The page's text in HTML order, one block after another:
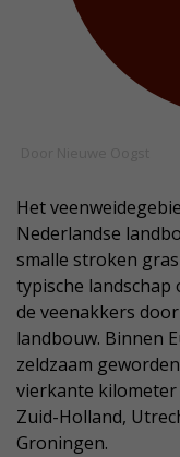
Het
Nederlandse
smalle stroken
typische
de veenakkers
landbouw. Binnen
zeldzaam
vierkante kilometer
Zuid-Holland,
Groningen.